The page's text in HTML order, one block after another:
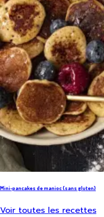
Mini-pancakes de manioc (sans gluten)
Voir toutes les recettes